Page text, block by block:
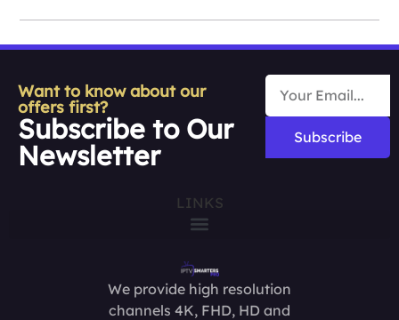
Want to know about our
offers first?
Subscribe to Our
Newsletter
Subscribe
LINKS
We provide high resolution
channels 4K, FHD, HD and